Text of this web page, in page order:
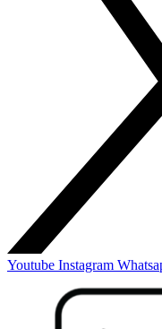
Youtube Instagram